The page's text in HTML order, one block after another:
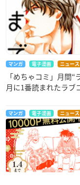
マンガ 電子漫画 ニュース
「めちゃコミ」月間
月に1番読まれたラブ
マンガ 電子漫画 ニュース